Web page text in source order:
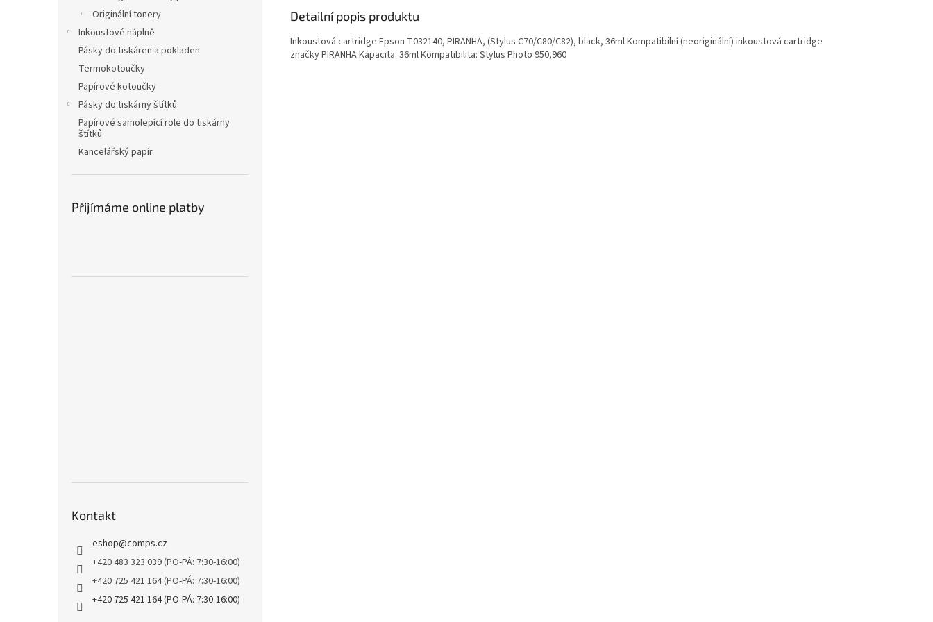
Originální tonery
Inkoustové náplně
Pásky do tiskáren a pokladen
Termokotoučky
Papírové kotoučky
Pásky do tiskárny štítků
Papírové samolepící role do tiskárny
štítků
Kancelářský papír
Přijímáme online platby
Kontakt
eshop@comps.cz
+420 483 323 039 (PO-PÁ: 7:30-16:00)
+420 725 421 164 (PO-PÁ: 7:30-16:00)
+420 725 421 164 (PO-PÁ: 7:30-16:00)
Detailní popis produktu
Inkoustová cartridge Epson T032140, PIRANHA, (Stylus C70/C80/C82), black, 36ml Kompatibilní (neoriginální) inkoustová cartridge
značky PIRANHA Kapacita: 36ml Kompatibilita: Stylus Photo 950,960